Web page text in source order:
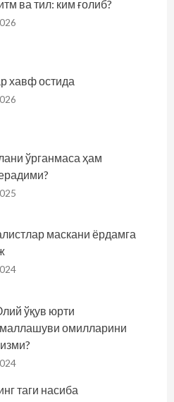
ва тил: ким ғолиб?
хавф остида
ўрганмаса ҳам
маскани ёрдамга
ўқув юрти
омилларини
таги насиба